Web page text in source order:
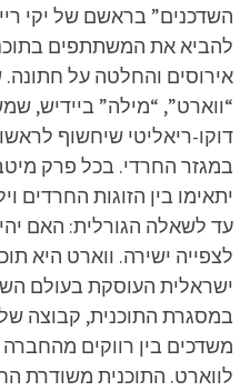
השדכנים” בראשם של יקי
להביא את המשתתפים
אירוסים והחלטה על
“ווארט”, “מילה” ביידיש,
דוקו-ריאליטי שיחשוף
במגזר החרדי. בכל פרק
יתאימו בין הזוגות החרדים
עד לשאלה הגורלית: האם
לצפייה ישירה. ווארט היא
ישראלית העוסקת בעולם
במסגרת התוכנית, קבוצה
משדכים בין רווקים